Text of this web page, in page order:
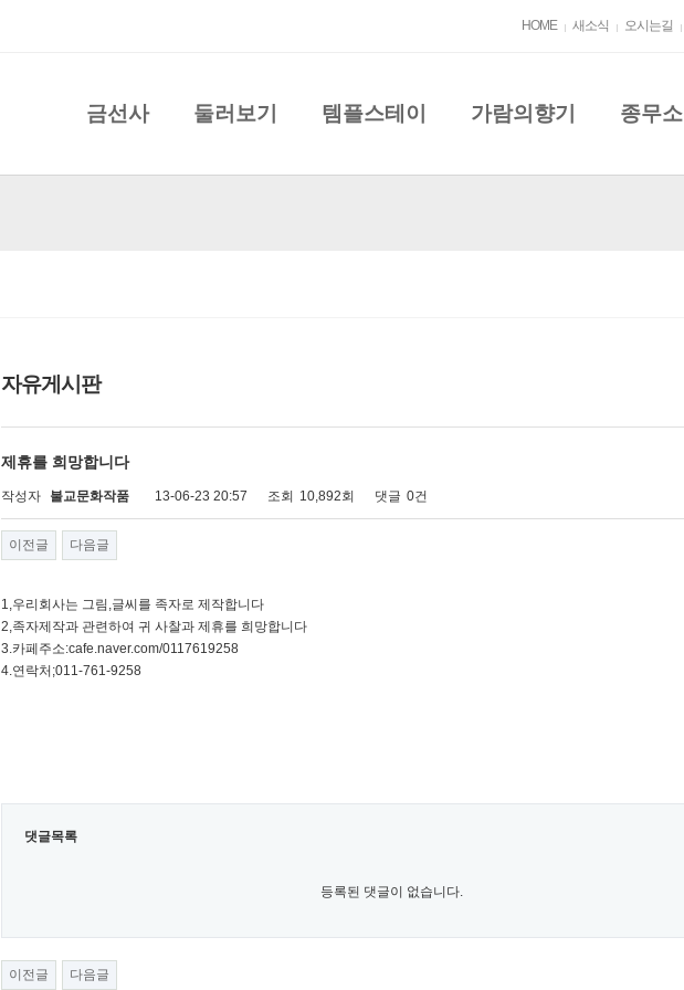
HOME 새소식 오시는길
금선사 둘러보기 템플스테이 가람의향기 종무소
자유게시판
제휴를 희망합니다
작성자 불교문화작품 13-06-23 20:57 조회 10,892회 댓글 0건
이전글 다음글
1,우리회사는 그림,글씨를 족자로 제작합니다
2,족자제작과 관련하여 귀 사찰과 제휴를 희망합니다
3.카페주소:cafe.naver.com/0117619258
4.연락처;011-761-9258
댓글목록
등록된 댓글이 없습니다.
이전글 다음글